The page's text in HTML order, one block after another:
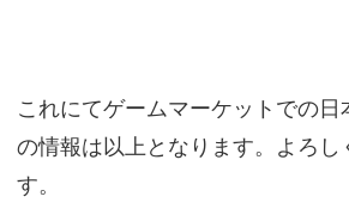
これにてゲームマーケットでの日
の情報は以上となります。よろし
す。